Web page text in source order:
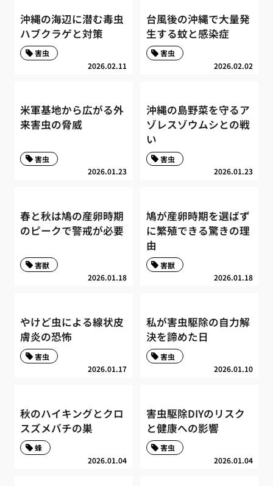
沖縄の海辺に潜む毒虫
ハブクラゲと対策
2026.02.11
害虫
台風後の沖縄で大量発
生する蚊と感染症
2026.02.02
害虫
米軍基地から広がる外
来害虫の脅威
2026.01.23
害虫
沖縄の島野菜を守るア
ゾレスゾウムシとの戦
い
2026.01.23
害虫
春と秋は鳩の産卵時期
のピークで警戒が必要
2026.01.18
害獣
鳩が産卵時期を選ばず
に繁殖できる驚きの理
由
2026.01.18
害獣
やけど虫による線状皮
膚炎の恐怖
2026.01.17
害虫
私が害虫駆除の自力解
決を諦めた日
2026.01.10
害虫
秋のハイキングとクロ
スズメバチの巣
2026.01.04
蜂
害虫駆除DIYのリスク
と健康への影響
2026.01.04
害虫